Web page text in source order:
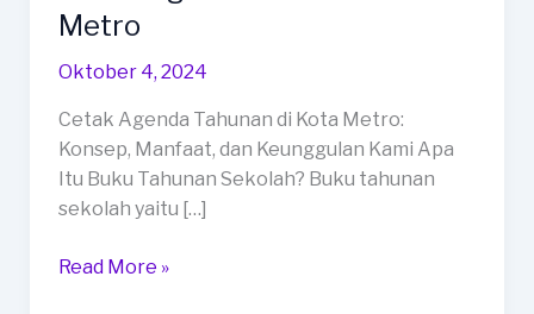
Metro
Oktober 4, 2024
Cetak Agenda Tahunan di Kota Metro:
Konsep, Manfaat, dan Keunggulan Kami Apa
Itu Buku Tahunan Sekolah? Buku tahunan
sekolah yaitu […]
Agenda
Tahunan
di
Metro
Read More »